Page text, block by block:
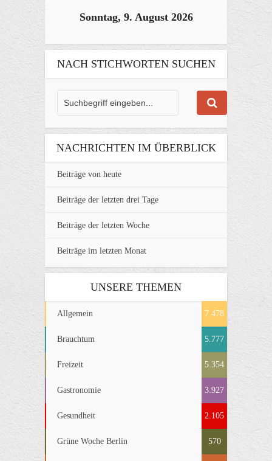
Sonntag, 9. August 2026
NACH STICHWORTEN SUCHEN
NACHRICHTEN IM ÜBERBLICK
Beiträge von heute
Beiträge der letzten drei Tage
Beiträge der letzten Woche
Beiträge im letzten Monat
UNSERE THEMEN
Allgemein 7.478
Brauchtum 5.777
Freizeit 5.354
Gastronomie 3.927
Gesundheit 2.105
Grüne Woche Berlin 570